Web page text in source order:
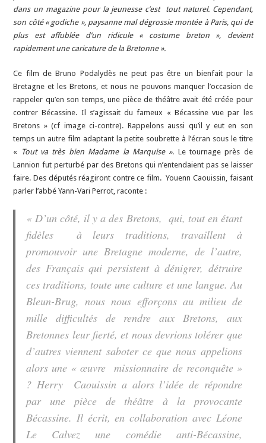
dans un magazine pour la jeunesse c’est tout naturel. Cependant,
son côté « godiche », paysanne mal dégrossie montée à Paris, qui de
plus est affublée d’un ridicule « costume breton », devient
rapidement une caricature de la Bretonne ».
Ce film de Bruno Podalydès ne peut pas être un bienfait pour la
Bretagne et les Bretons, et nous ne pouvons manquer l’occasion de
rappeler qu’en son temps, une pièce de théâtre avait été créée pour
contrer Bécassine. Il s’agissait du fameux « Bécassine vue par les
Bretons » (cf image ci-contre). Rappelons aussi qu’il y eut en son
temps un autre film adaptant la petite soubrette à l’écran sous le titre
«
Tout va très bien Madame la Marquise ». Le tournage près de
Lannion fut perturbé par des Bretons qui n’entendaient pas se laisser
faire. Des députés réagiront contre ce film. Youenn Caouissin, faisant
parler l’abbé Yann-Vari Perrot, raconte :
« D’un côté, il y a des Bretons, qui, tout en étant
fidèles à leurs traditions, travaillent à
promouvoir une Bretagne moderne, de l’autre,
des Français qui persistent à dénigrer, détruire
ces traditions, toute une culture et une langue. Au
Bleun-Brug, nous nous efforçons au milieu de
mille difficultés de rendre aux Bretons, aux
Bretonnes leur fierté, et nous devrions tolérer que
d’autres viennent saboter ce que nous appelions
alors une « œuvre missionnaire de reconquête »
? Herry Caouissin a alors l’idée de répondre
par une pièce de théâtre à la provocante
Bécassine. Il écrit, en collaboration avec Léone
Le Calvez une comédie anti-Bécassine,